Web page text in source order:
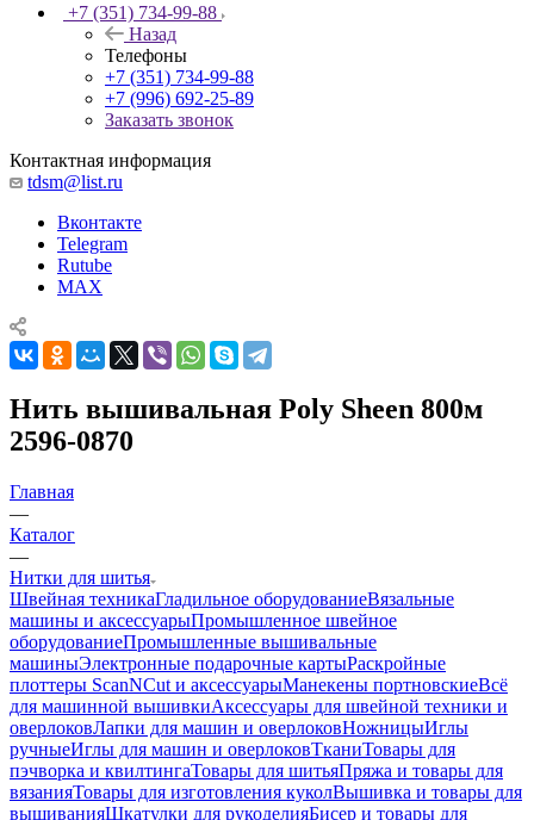
+7 (351) 734-99-88
Назад
Телефоны
+7 (351) 734-99-88
+7 (996) 692-25-89
Заказать звонок
Контактная информация
tdsm@list.ru
Вконтакте
Telegram
Rutube
MAX
Нить вышивальная Poly Sheen 800м
2596-0870
Главная
—
Каталог
—
Нитки для шитья
Швейная техникаГладильное оборудованиеВязальные
машины и аксессуарыПромышленное швейное
оборудованиеПромышленные вышивальные
машиныЭлектронные подарочные картыРаскройные
плоттеры ScanNCut и аксессуарыМанекены портновскиеВсё
для машинной вышивкиАксессуары для швейной техники и
оверлоковЛапки для машин и оверлоковНожницыИглы
ручныеИглы для машин и оверлоковТканиТовары для
пэчворка и квилтингаТовары для шитьяПряжа и товары для
вязанияТовары для изготовления куколВышивка и товары для
вышиванияШкатулки для рукоделияБисер и товары для